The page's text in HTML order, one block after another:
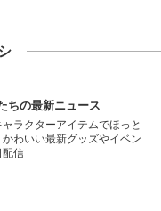
ちの最新ニュース
ラクターアイテムでほっと
わいい最新グッズやイベン
配信